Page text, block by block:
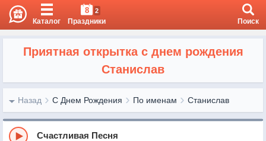
Каталог
8 2
Праздники Поиск
Приятная открытка с днем рождения
Станислав
Назад С Днем Рождения По именам Станислав
Счастливая Песня